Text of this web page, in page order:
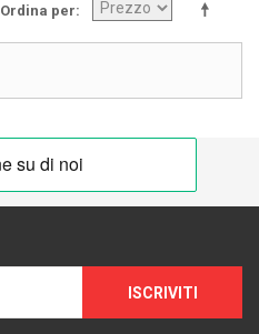
Ordina per
ISCRIVITI